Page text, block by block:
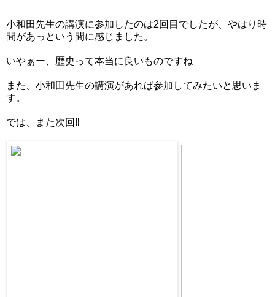
小和田先生の講演に参加したのは2回目でしたが、やはり時
間があっという間に感じました。
いやぁー、歴史って本当に良いものですね
また、小和田先生の講演があれば参加してみたいと思いま
す。
では、また次回‼︎